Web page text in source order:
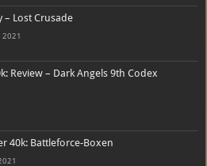
– Lost Crusade
2021
Review – Dark Angels 9th Codex
40k: Battleforce-Boxen